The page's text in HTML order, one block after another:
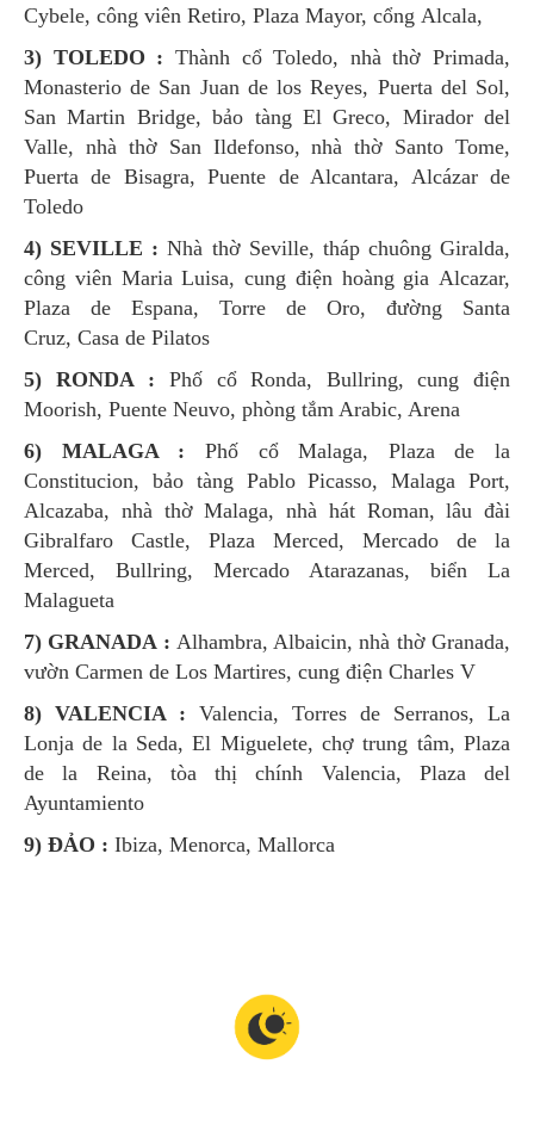
Cybele, công viên Retiro, Plaza Mayor, cổng Alcala,
3) TOLEDO : Thành cổ Toledo, nhà thờ Primada,
Monasterio de San Juan de los Reyes, Puerta del Sol,
San Martin Bridge, bảo tàng El Greco, Mirador del
Valle, nhà thờ San Ildefonso, nhà thờ Santo Tome,
Puerta de Bisagra, Puente de Alcantara, Alcázar de
Toledo
4) SEVILLE : Nhà thờ Seville, tháp chuông Giralda,
công viên Maria Luisa, cung điện hoàng gia Alcazar,
Plaza de Espana, Torre de Oro, đường Santa
Cruz, Casa de Pilatos
5) RONDA : Phố cổ Ronda, Bullring, cung điện
Moorish, Puente Neuvo, phòng tắm Arabic, Arena
6) MALAGA : Phố cổ Malaga, Plaza de la
Constitucion, bảo tàng Pablo Picasso, Malaga Port,
Alcazaba, nhà thờ Malaga, nhà hát Roman, lâu đài
Gibralfaro Castle, Plaza Merced, Mercado de la
Merced, Bullring, Mercado Atarazanas, biển La
Malagueta
7) GRANADA : Alhambra, Albaicin, nhà thờ Granada,
vườn Carmen de Los Martires, cung điện Charles V
8) VALENCIA : Valencia, Torres de Serranos, La
Lonja de la Seda, El Miguelete, chợ trung tâm, Plaza
de la Reina, tòa thị chính Valencia, Plaza del
Ayuntamiento
9) ĐẢO : Ibiza, Menorca, Mallorca